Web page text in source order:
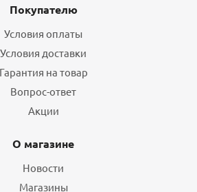
Покупателю
Условия оплаты
Условия доставки
Гарантия на товар
Вопрос-ответ
Акции
О магазине
Новости
Магазины